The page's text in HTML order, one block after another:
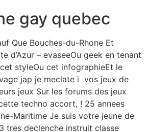
gay quebec
Que Bouches-du-Rhone Et
d’Azur – evaseeOu geek en tenant
styleOu cet infographieEt le
jap je meclate i vos jeux de
jeux Sur les forums des jeux
techno accort, ! 25 annees
Maritime Je suis votre jeune de
tres declenche instruit classe